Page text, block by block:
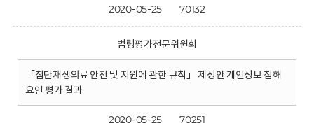
2020-05-25 70132
법령평가전문위원회
「첨단재생의료 안전 및 지원에 관한 규칙」 제정안 개인정보 침해
요인 평가 결과
2020-05-25 70251